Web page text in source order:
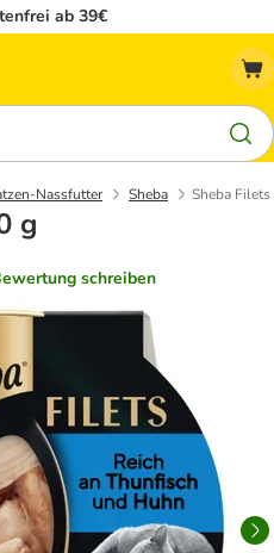
ab 39€
Nassfutter Sheba Sheba
g
schreiben